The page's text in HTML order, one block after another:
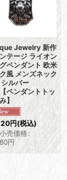
Jewelry 新作
テージ ライオン
ペンダント 欧米
風 メンズネック
シルバー
ペンダントトッ
】
円(税込)
売価格:
円